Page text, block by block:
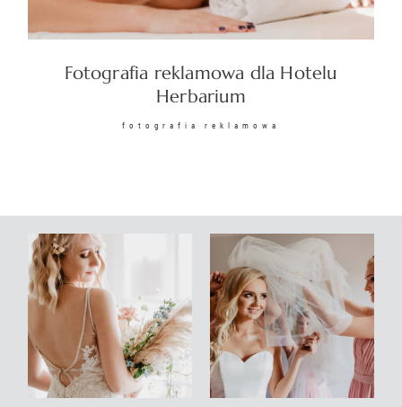
Fotografia reklamowa dla Hotelu
Herbarium
fotografia reklamowa
KONTAKT